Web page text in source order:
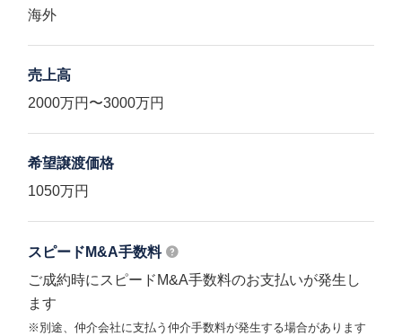
海外
売上高
2000万円〜3000万円
希望譲渡価格
1050万円
スピードM&A手数料
ご成約時にスピードM&A手数料のお支払いが発生し
ます
※別途、仲介会社に支払う仲介手数料が発生する場合があります